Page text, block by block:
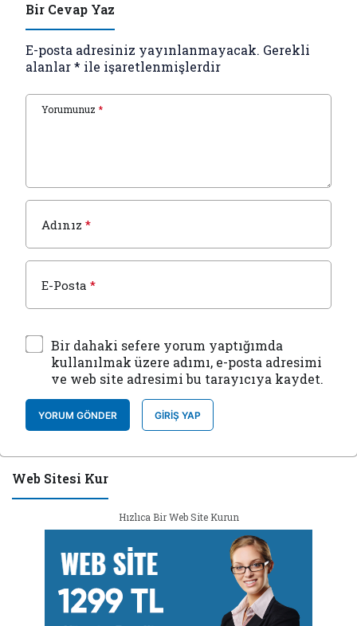
Bir Cevap Yaz
E-posta adresiniz yayınlanmayacak. Gerekli
alanlar* ile işaretlenmişlerdir
Yorumunuz *
Adınız *
E-Posta *
Bir dahaki sefere yorum yaptığımda
kullanılmak üzere adımı, e-posta adresimi
ve web site adresimi bu tarayıcıya kaydet.
YORUM GÖNDER GIRIŞ YAP
Web Sitesi Kur
Hızlıca Bir Web Site Kurun